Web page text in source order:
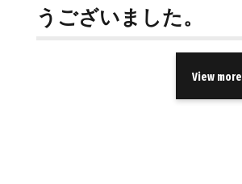
うございました。
View more